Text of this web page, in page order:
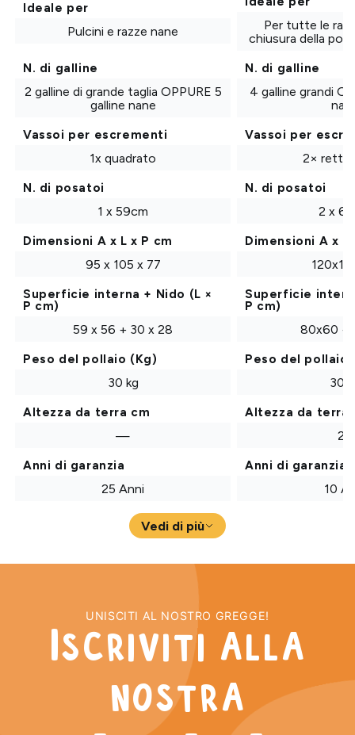
(Penthouse grandi)
Corsa per Aspen 10
Progettata per adattarsi al pollaio Aspen 10
Da 365,95 €
Corsa per Aspen 6
Progettata per adattarsi al pollaio Aspen 6
Novità
Ideale per
Pulcini e razze nane
Per tutte le
chiusura della
N. di galline
2 galline di grande taglia OPPURE 5
galline nane
N. di galline
4 galline grandi
Vassoi per escrementi
1x quadrato
Vassoi per
2×
N. di posatoi
1 x 59cm
N. di posatoi
2 x
Dimensioni A x L x P cm
95 x 105 x 77
Dimensioni A x L
Superficie interna + Nido (L ×
P cm)
59 x 56 + 30 x 28
Superficie
P cm)
80x60 +
Peso del pollaio (Kg)
30 kg
Peso del pollaio
30
Altezza da terra cm
—
Altezza da terra
27
Anni di garanzia
25 Anni
Anni di garanzia
10
Vedi di più
UNISCITI AL NOSTRO GREGGE!
Iscriviti alla
nostra